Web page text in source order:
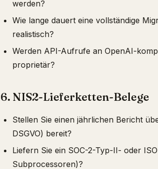
werden?
Wie lange dauert eine vollständige
realistisch?
Werden API-Aufrufe an OpenAI-
proprietär?
6. NIS2-Lieferketten-Belege
Stellen Sie einen jährlichen Bericht
DSGVO) bereit?
Liefern Sie ein SOC-2-Typ-II- oder
Subprocessoren)?